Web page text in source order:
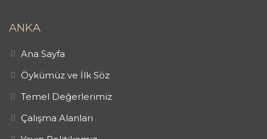
ANKA
Ana Sayfa
Öykümüz ve İlk Söz
Temel Değerlerimiz
Çalışma Alanları